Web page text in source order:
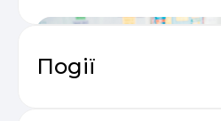
Події